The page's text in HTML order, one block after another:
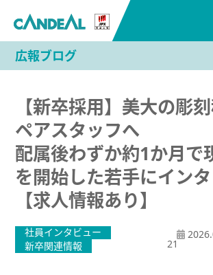
広報ブログ
【新卒採用】美大の彫
ペアスタッフへ
配属後わずか約1か月で
を開始した若手にインタ
【求人情報あり】
社員インタビュー
新卒関連情報
21